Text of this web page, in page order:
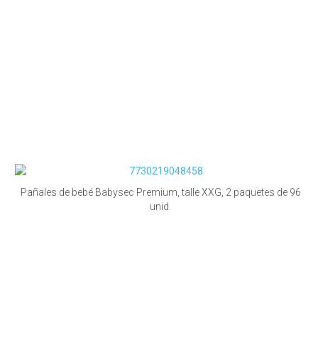
Pañales de bebé Babysec Premium, talle XXG, 2 paquetes de 96
unid.